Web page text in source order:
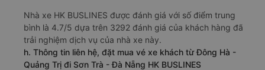
Nhà xe HK BUSLINES được đánh giá với số điểm trung
bình là 4.7/5 dựa trên 3292 đánh giá của khách hàng đã
trải nghiệm dịch vụ của nhà xe này.
h. Thông tin liên hệ, đặt mua vé xe khách từ Đông Hà -
Quảng Trị đi Sơn Trà - Đà Nẵng HK BUSLINES